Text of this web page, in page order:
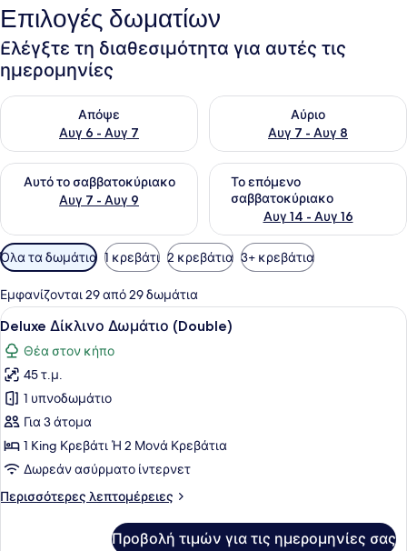
Επιλογές δωματίων
Ελέγξτε τη διαθεσιμότητα για αυτές τις
ημερομηνίες
Απόψε
Αυγ 6 - Αυγ 7
Έλεγχος διαθεσιμότητας για απόψε Αυγ 6 - Αυγ 7
Αύριο
Αυγ 7 - Αυγ 8
Έλεγχος διαθεσιμότητας
Αυτό το σαββατοκύριακο
Αυγ 7 - Αυγ 9
Έλεγχος διαθεσιμότητας για αυτό το σαββατοκύριακο
Το επόμενο
σαββατοκύριακο
Αυγ 14 - Αυγ 16
Έλεγχος διαθεσιμότητας
Διαθέσιμα
φίλτρα
για
τα
δωμάτια
Όλα τα δωμάτια 1 κρεβάτι 2 κρεβάτια 3+ κρεβάτια
Εμφανίζονται 29 από 29 δωμάτια
Προβολή
όλων
των
φωτογραφιών
για
Deluxe
Δίκλινο
Δωμάτιο
(Double)
Ένα δωμάτιο ξενοδοχείου με
4
Deluxe Δίκλινο Δωμάτιο (Double)
Θέα στον κήπο
45 τ.μ.
1 υπνοδωμάτιο
Για 3 άτομα
1 King Κρεβάτι Ή 2 Μονά Κρεβάτια
Δωρεάν ασύρματο ίντερνετ
Περισσότερες λεπτομέρειες
Περισσότερες
Προβολή τιμών για τις ημερομηνίες σας